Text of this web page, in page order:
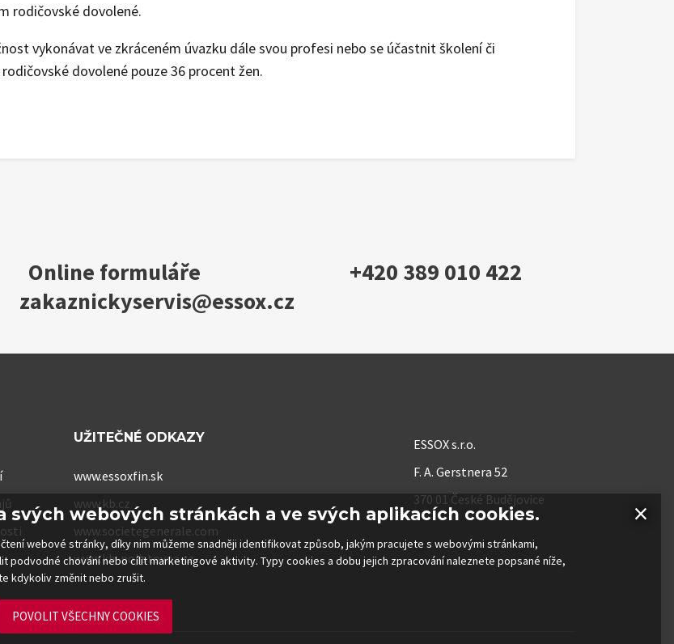
rodičovské dovolené.
vykonávat ve zkráceném úvazku dále svou profesi nebo se účastnit školení či
dovolené pouze 36 procent žen.
Online formuláře
+420 389 010 422
zakaznickyservis@essox.cz
UŽITEČNÉ ODKAZY
www.essoxfin.sk
www.kb.cz
www.societegenerale.com
www.kb-pojistovna.cz
ESSOX s.r.o.
F. A. Gerstnera 52
370 01 České Budějovice
×
svých webových stránkách a ve svých aplikacích cookies.
webové stránky, díky nim můžeme snadněji identifikovat způsob, jakým pracujete s webovými stránkami,
podvodné chování nebo cílit marketingové aktivity. Typy cookies a dobu jejich zpracování naleznete popsané níže,
kdykoliv změnit nebo zrušit.
POVOLIT VŠECHNY COOKIES